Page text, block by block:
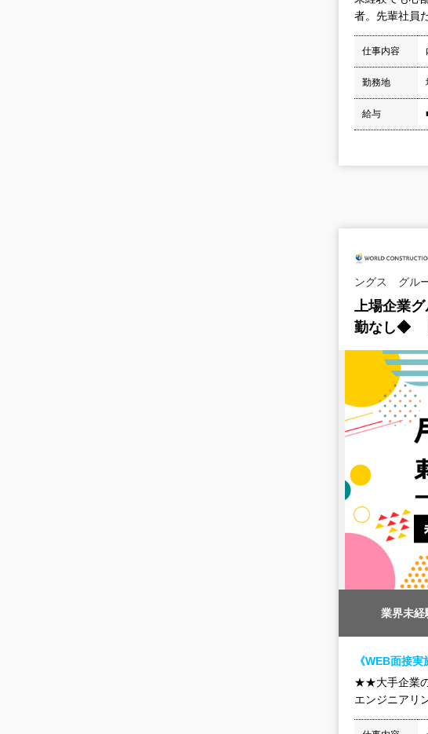
者。先輩社員
仕事内容
勤務地
給与
ングス グル
上場企業
勤なし◆
業界未経
《WEB面接
★★大手企業の
エンジニアリ